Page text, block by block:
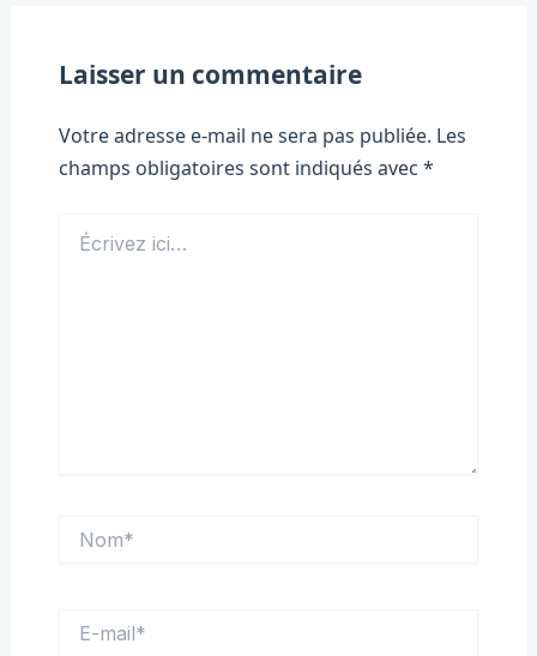
Laisser un commentaire
Votre adresse e-mail ne sera pas publiée. Les
champs obligatoires sont indiqués avec *
ici…
mail*